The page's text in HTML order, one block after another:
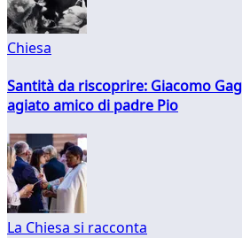
Chiesa
Santità da riscoprire: Giacomo
agiato amico di padre Pio
La Chiesa si racconta